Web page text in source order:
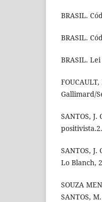
BRASIL.
BRASIL.
BRASIL.
Gallimard/
SANTOS,
SANTOS,
Lo Blanch,
SOUZA
SANTOS,